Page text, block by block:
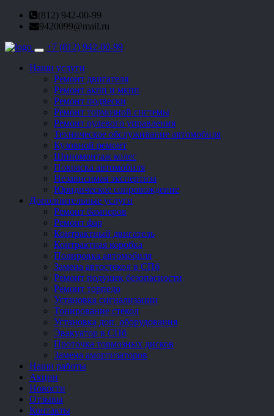
(812) 942-00-99
9420099@mail.ru
Toggle
+7 (812) 942-00-99
Наши услуги
Ремонт двигателя
Ремонт акпп и мкпп
Ремонт подвески
Ремонт тормозной системы
Ремонт рулевого управления
Техническое обслуживание автомобиля
Кузовной ремонт
Шиномонтаж колес
Покраска автомобиля
Независимая экспертиза
Юридическое сопровождение
Дополнительные услуги
Ремонт бамперов
Ремонт фар
Контрактный двигатель
Контрактная коробка
Полировка автомобиля
Замена автостекол в СПб
Ремонт подушек безопасности
Ремонт торпедо
Установка сигнализации
Тонирование стекол
Установка доп. оборудования
Эвакуатор в СПб
Проточка тормозных дисков
Замена амортизаторов
Наши работы
Акции
Новости
Отзывы
Контакты